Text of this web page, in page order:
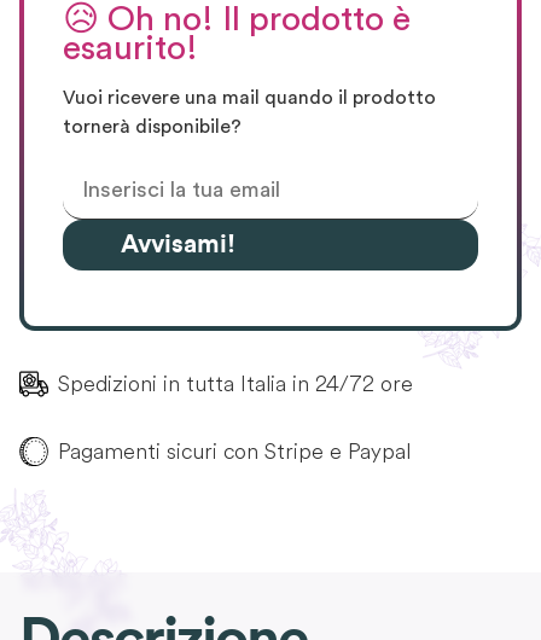
😥 Oh no! Il prodotto è
esaurito!
Vuoi ricevere una mail quando il prodotto
tornerà disponibile?
Avvisami!
Spedizioni in tutta Italia in 24/72 ore
Pagamenti sicuri con Stripe e Paypal